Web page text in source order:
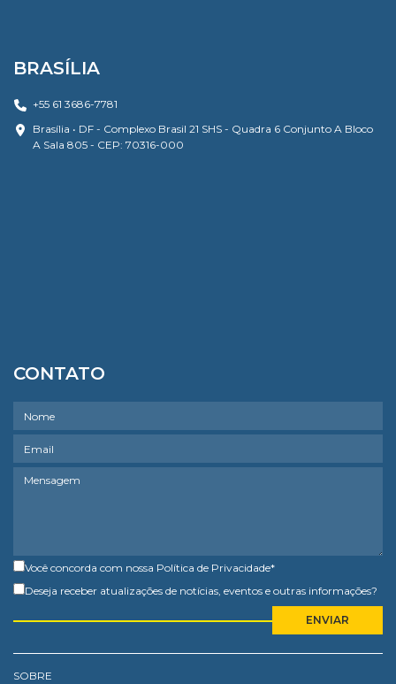
BRASÍLIA
+55 61 3686-7781
Brasília • DF - Complexo Brasil 21 SHS - Quadra 6 Conjunto A Bloco
A Sala 805 - CEP: 70316-000
CONTATO
Você concorda com nossa Política de Privacidade*
Deseja receber atualizações de notícias, eventos e outras informações?
SOBRE